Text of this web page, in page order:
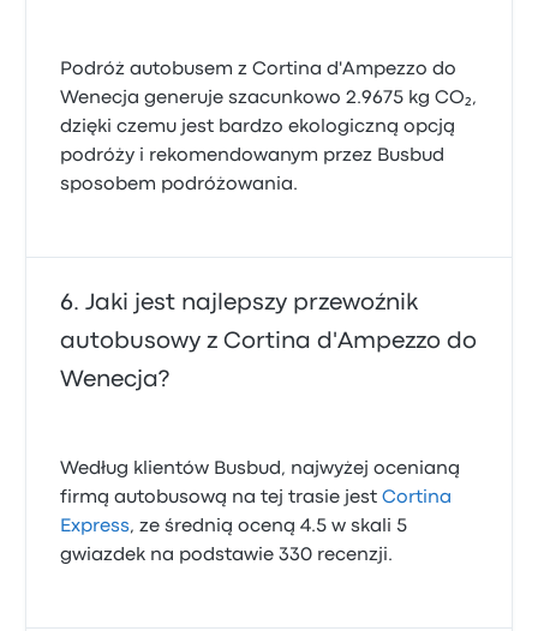
Podróż autobusem z Cortina d'Ampezzo do
Wenecja generuje szacunkowo 2.9675 kg CO₂,
dzięki czemu jest bardzo ekologiczną opcją
podróży i rekomendowanym przez Busbud
sposobem podróżowania.
Jaki jest najlepszy przewoźnik
autobusowy z Cortina d'Ampezzo do
Wenecja?
Według klientów Busbud, najwyżej ocenianą
firmą autobusową na tej trasie jestCortina
Express, ze średnią oceną 4.5 w skali 5
gwiazdek na podstawie 330 recenzji.